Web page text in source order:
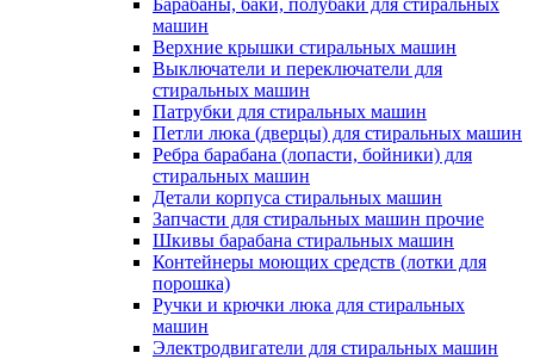
Барабаны, баки, полубаки для стиральных
машин
Верхние крышки стиральных машин
Выключатели и переключатели для
стиральных машин
Патрубки для стиральных машин
Петли люка (дверцы) для стиральных машин
Ребра барабана (лопасти, бойники) для
стиральных машин
Детали корпуса стиральных машин
Запчасти для стиральных машин прочие
Шкивы барабана стиральных машин
Контейнеры моющих средств (лотки для
порошка)
Ручки и крючки люка для стиральных
машин
Электродвигатели для стиральных машин